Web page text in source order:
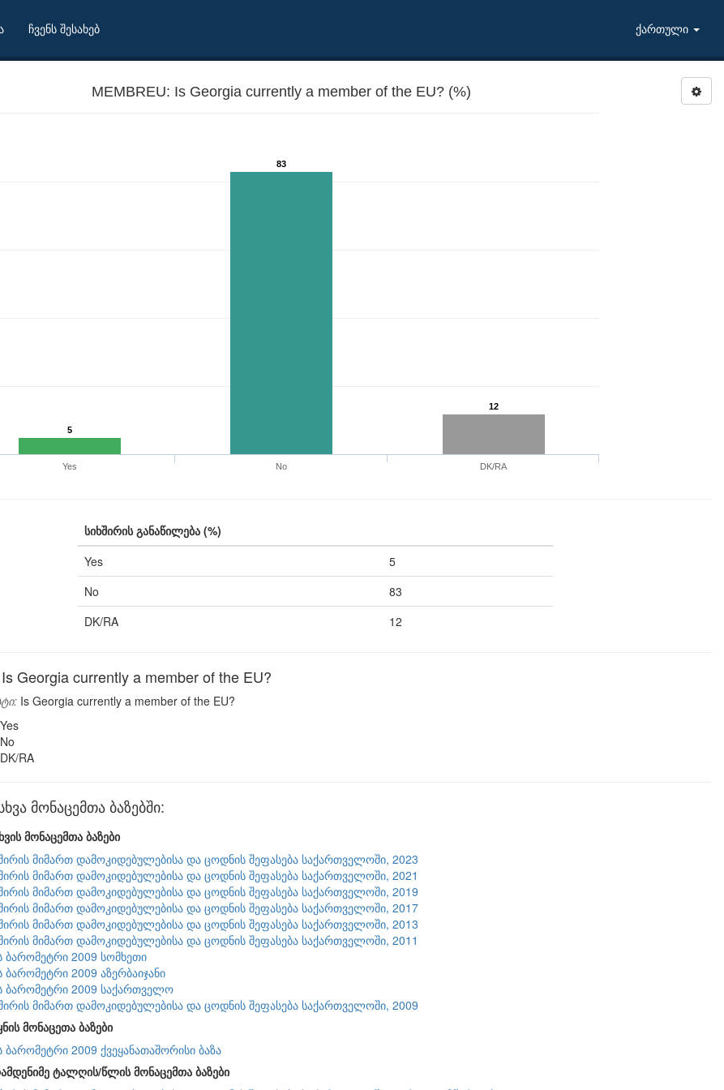
ჩვენს შესახებ ქართული
MEMBREU: Is Georgia currently a member of the EU? (%)
5
83
12
Yes No DK/RA
სიხშირის განაწილება (%)
Yes
5
No
83
DK/RA
12
Georgia currently a member of the EU?
Is Georgia currently a member of the EU?
Yes
No
DK/RA
მონაცემთა ბაზებში:
მონაცემთა ბაზები
მიმართ დამოკიდებულებისა და ცოდნის შეფასება საქართველოში, 2023
მიმართ დამოკიდებულებისა და ცოდნის შეფასება საქართველოში, 2021
მიმართ დამოკიდებულებისა და ცოდნის შეფასება საქართველოში, 2019
მიმართ დამოკიდებულებისა და ცოდნის შეფასება საქართველოში, 2017
მიმართ დამოკიდებულებისა და ცოდნის შეფასება საქართველოში, 2013
მიმართ დამოკიდებულებისა და ცოდნის შეფასება საქართველოში, 2011
ბარომეტრი 2009 სომხეთი
ბარომეტრი 2009 აზერბაიჯანი
ბარომეტრი 2009 საქართველო
მიმართ დამოკიდებულებისა და ცოდნის შეფასება საქართველოში, 2009
მონაცეთა ბაზები
ბარომეტრი 2009 ქვეყანათაშორისი ბაზა
ტალღის/წლის მონაცემთა ბაზები